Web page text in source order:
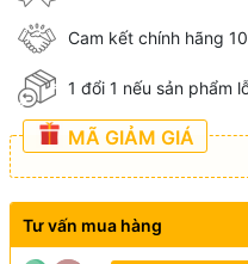
Cam kết chính hãng
1 đổi 1 nếu sản phẩm
MÃ GIẢM GIÁ
Tư vấn mua hàng